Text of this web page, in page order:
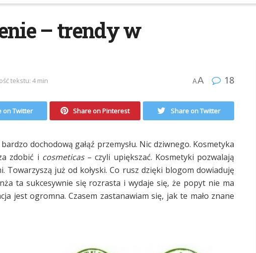
– trendy w
tekstu: 4 min AA 18
on Twitter Share on Pinterest Share on Twitter
dochodową gałąź przemysłu. Nic dziwnego. Kosmetyka
zdobić i cosmeticas– czyli upiększać. Kosmetyki pozwalają
Towarzyszą już od kołyski. Co rusz dzięki blogom dowiaduję
ta sukcesywnie się rozrasta i wydaje się, że popyt nie ma
jest ogromna. Czasem zastanawiam się, jak te mało znane